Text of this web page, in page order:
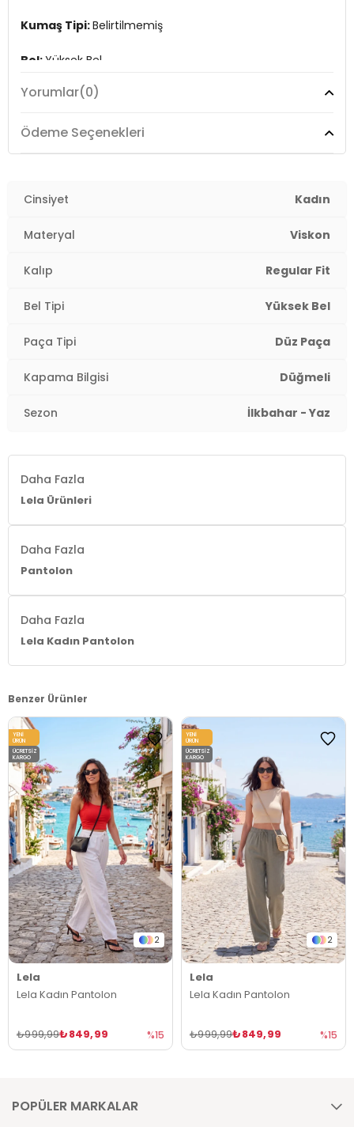
Kumaş Tipi:Belirtilmemiş
Bel:Yüksek Bel
Boy:Standart
Paça Tipi:Düz Paça
Yaş Grubu:
Menşei:Türkiye
Yorumlar(0)
Ödeme Seçenekleri
Cinsiyet Kadın
Materyal Viskon
Kalıp Regular Fit
Bel Tipi Yüksek Bel
Paça Tipi Düz Paça
Kapama Bilgisi Düğmeli
Sezon İlkbahar - Yaz
Daha Fazla
Lela Ürünleri
Daha Fazla
Pantolon
Daha Fazla
Lela Kadın Pantolon
Benzer Ürünler
2
Lela
Lela Kadın Pantolon
₺849,99
₺999,99 %15
YENI
ÜRÜN
ÜCRETSIZ
KARGO
2
Lela
Lela Kadın Pantolon
₺849,99
₺999,99 %15
YENI
ÜRÜN
ÜCRETSIZ
KARGO
POPÜLER MARKALAR